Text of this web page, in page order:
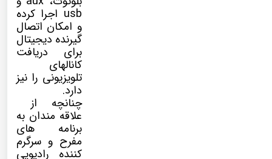
usb اجرا کرده
و امکان اتصال
گیرنده دیجیتال
برای دریافت
کانالهای
تلویزیونی را نیز
دارد.
چنانچه از
علاقه مندان به
برنامه های
مفرح و سرگرم
کننده رادیویی